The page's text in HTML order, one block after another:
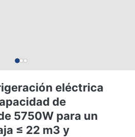
eléctrica
de
5750W para un
≤ 22 m3 y